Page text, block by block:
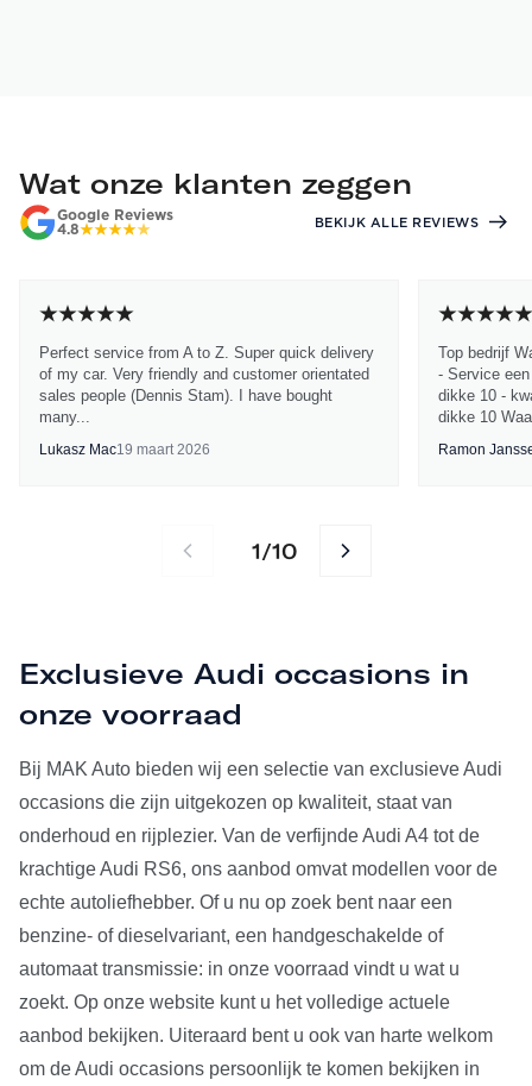
Wat onze klanten zeggen
Google Reviews
4.8
BEKIJK ALLE REVIEWS
Perfect service from A to Z. Super quick delivery
of my car. Very friendly and customer orientated
sales people (Dennis Stam). I have bought
many...
Lukasz Mac19 maart 2026
Top bedrijf
- Service
dikke 10 -
dikke 10
Ramon
1/10
Exclusieve Audi occasions in
onze voorraad
Bij MAK Auto bieden wij een selectie van exclusieve Audi
occasions die zijn uitgekozen op kwaliteit, staat van
onderhoud en rijplezier. Van de verfijnde Audi A4 tot de
krachtige Audi RS6, ons aanbod omvat modellen voor de
echte autoliefhebber. Of u nu op zoek bent naar een
benzine- of dieselvariant, een handgeschakelde of
automaat transmissie: in onze voorraad vindt u wat u
zoekt. Op onze website kunt u het volledige actuele
aanbod bekijken. Uiteraard bent u ook van harte welkom
om de Audi occasions persoonlijk te komen bekijken in